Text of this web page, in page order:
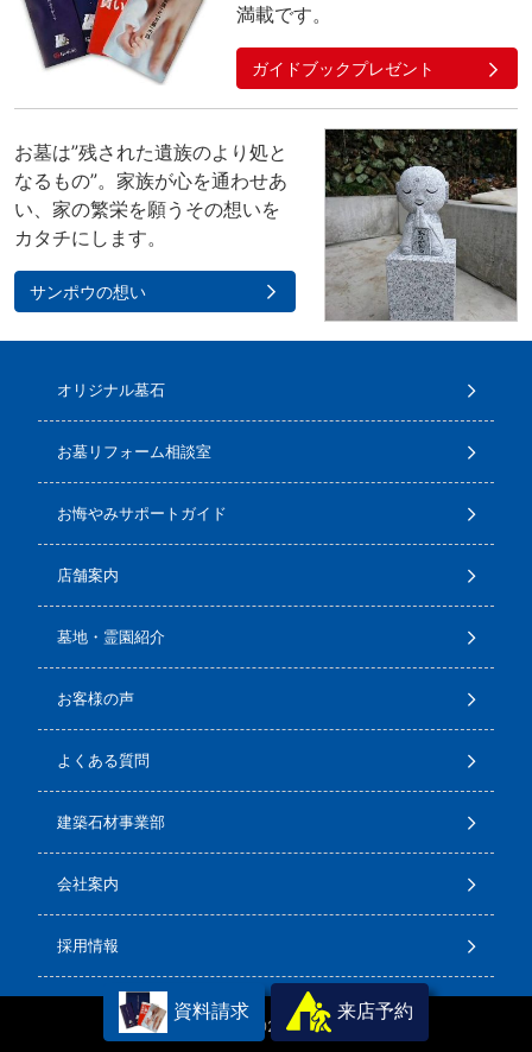
満載です。
ガイドブックプレゼント
お墓は”残された遺族のより処と
なるもの”。家族が心を通わせあ
い、家の繁栄を願うその想いを
カタチにします。
サンポウの想い
オリジナル墓石
お墓リフォーム相談室
お悔やみサポートガイド
店舗案内
墓地・霊園紹介
お客様の声
よくある質問
建築石材事業部
会社案内
採用情報
Copyright(C) 2026石のサンポウ
資料請求 来店予約